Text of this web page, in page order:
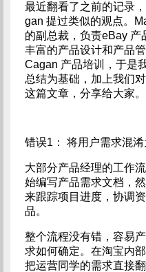
最近翻看了之前的记录
gan 提过类似的观点。
的副总裁，负责eBay 产
丰富的产品设计和产品
Cagan 产品培训，于是
总结为基础，加上我们
这篇文章，分享给大家。
错误1： 将用户需求混
大部分产品经理的工作
始编写产品需求文档，
来跟踪项目进度，协调
品。
整个流程没有错，容易
求如何确定。在淘宝内
把运营同学的需求直接